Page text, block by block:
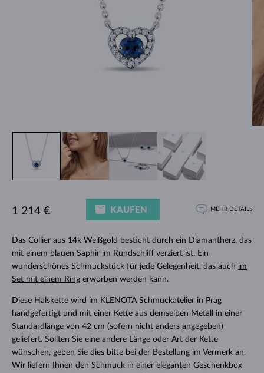
Das Collier aus 14k Weißgold besticht durch ein Diamantherz, das
mit einem blauen Saphir im Rundschliff verziert ist. Ein
wunderschönes Schmuckstück für jede Gelegenheit, das auch im
Set mit einem Ringerworben werden kann.
Diese Halskette wird im KLENOTA Schmuckatelier in Prag
handgefertigt und mit einer Kette aus demselben Metall in einer
Standardlänge von 42 cm (sofern nicht anders angegeben)
geliefert. Sollten Sie eine andere Länge oder Art der Kette
wünschen, geben Sie dies bitte bei der Bestellung im Vermerk an.
Wir liefern Ihnen den Schmuck in einer eleganten Geschenkbox
1 214 € KAUFEN MEHR DETAILS